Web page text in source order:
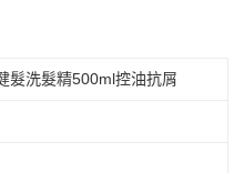
髮洗髮精500ml控油抗屑